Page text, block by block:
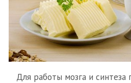
Для работы мозга и синтеза